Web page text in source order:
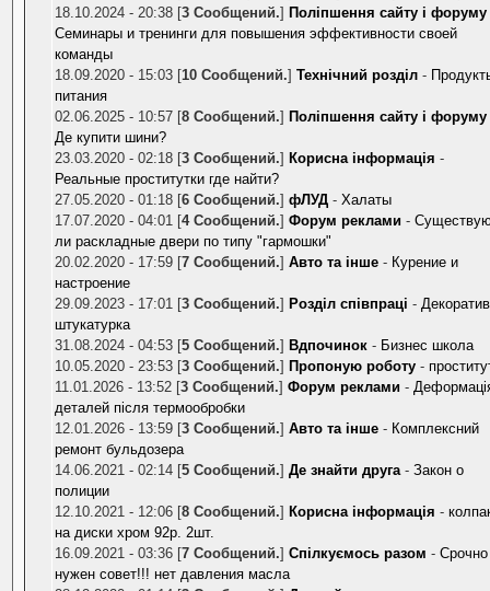
18.10.2024 - 20:38 [3 Сообщений.] Поліпшення сайту і форуму
Семинары и тренинги для повышения эффективности своей
команды
18.09.2020 - 15:03 [10 Сообщений.]Технічний розділ -
питания
02.06.2025 - 10:57 [8 Сообщений.] Поліпшення сайту і форуму
Де купити шини?
23.03.2020 - 02:18 [3 Сообщений.] Корисна інформація -
Реальные проститутки где найти?
27.05.2020 - 01:18 [6 Сообщений.]фЛУД -Халаты
17.07.2020 - 04:01 [4 Сообщений.]Форум реклами -
ли раскладные двери по типу "гармошки"
20.02.2020 - 17:59 [7 Сообщений.]Авто та інше - Курение и
настроение
29.09.2023 - 17:01 [3 Сообщений.] Розділ співпраці -
штукатурка
31.08.2024 - 04:53 [5 Сообщений.] Вдпочинок - Бизнес школа
10.05.2020 - 23:53 [3 Сообщений.] Пропоную роботу -
11.01.2026 - 13:52 [3 Сообщений.]Форум реклами -
деталей після термообробки
12.01.2026 - 13:59 [3 Сообщений.]Авто та інше - Комплексний
ремонт бульдозера
14.06.2021 - 02:14 [5 Сообщений.]Де знайти друга-Закон о
полиции
12.10.2021 - 12:06 [8 Сообщений.] Корисна інформація -
на диски хром 92р. 2шт.
16.09.2021 - 03:36 [7 Сообщений.]Спілкуємось разом -Срочно
нужен совет!!! нет давления масла